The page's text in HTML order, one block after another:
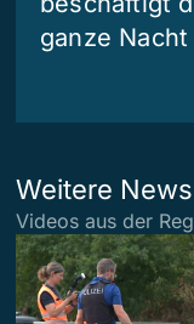
ganze Nacht
Weitere News
Videos aus der